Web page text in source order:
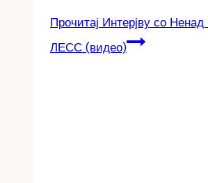
Прочитај Интерјву со
ЛЕСС (видео)